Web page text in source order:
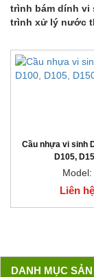
trình bám dính vi
trình xử lý nước
Cầu nhựa vi sinh
D105,
Model:
Liên hệ
DANH MỤC